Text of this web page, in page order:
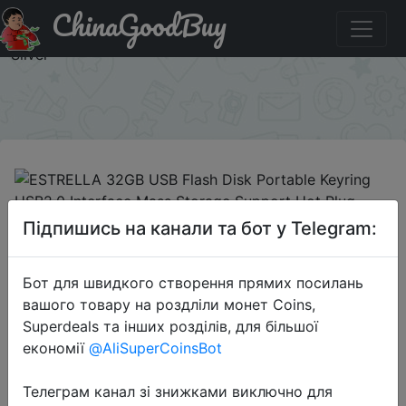
Придбати ESTRELLA 32GB USB Flash Disk Portable
Keyring USB2.0 Interface Mass Storage Support Hot Plug
- Silver
ChinaGoodBuy
2018-07-31
ESTRELLA 32GB USB Flash Disk
Portable Keyring USB2.0 Interface
Mass Storage Support Hot Plug -
Silver
$8.99
Підпишись на канали та бот у Telegram:
Бот для швидкого створення прямих посилань
вашого товару на роздліли монет Coins,
Superdeals та інших розділів, для більшої
економії @AliSuperCoinsBot
Телеграм канал зі знижками виключно для